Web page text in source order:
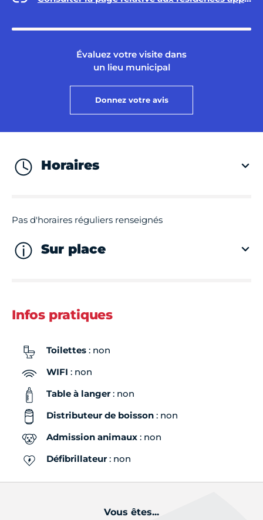
Évaluez votre visite dans
un lieu municipal
Donnez votre avis
Horaires
Pas d'horaires réguliers renseignés
Sur place
Infos pratiques
Toilettes : non
WIFI : non
Table à langer: non
Distributeur de boisson : non
Admission animaux : non
Défibrillateur: non
Vous êtes...